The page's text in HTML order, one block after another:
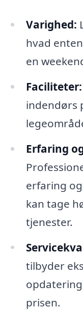
Varighed:
hvad
en
Faciliteter:
indendørs
Erfaring
erfaring
kan tage
tjenester.
tilbyder
prisen.